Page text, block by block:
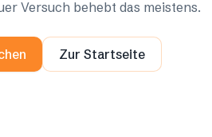
Versuch behebt das meistens.
Zur Startseite